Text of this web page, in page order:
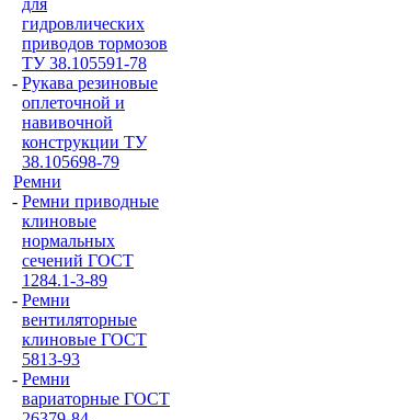
для
гидровлических
приводов тормозов
ТУ 38.105591-78
- Рукава резиновые
оплеточной и
навивочной
конструкции ТУ
38.105698-79
Ремни
- Ремни приводные
клиновые
нормальных
сечений ГОСТ
1284.1-3-89
- Ремни
вентиляторные
клиновые ГОСТ
5813-93
- Ремни
вариаторные ГОСТ